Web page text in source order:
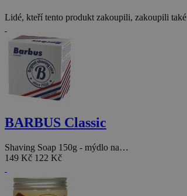
Lidé, kteří tento produkt zakoupili, zakoupili také
BARBUS Classic
Shaving Soap 150g - mýdlo na…
149 Kč 122 Kč